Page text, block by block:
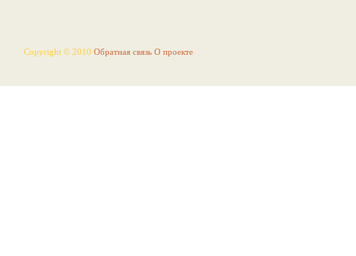
Copyright © 2010 Обратная связь О проекте